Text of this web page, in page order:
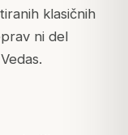
klasičnih
ni del